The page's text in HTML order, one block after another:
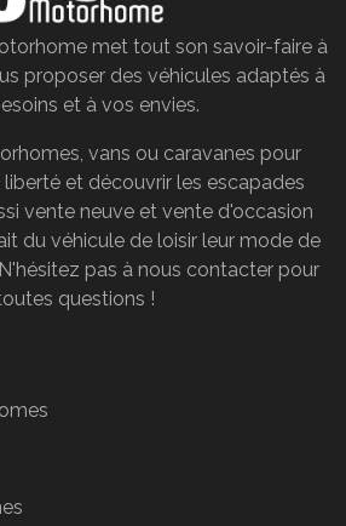
met tout son savoir-faire à
proposer des véhicules adaptés à
et à vos envies.
vans ou caravanes pour
et découvrir les escapades
vente neuve et vente d'occasion
du véhicule de loisir leur mode de
pas à nous contacter pour
questions !